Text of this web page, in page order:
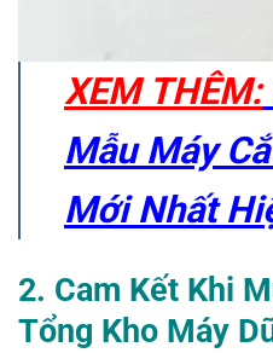
XEM THÊM:
Mẫu Máy
Mới Nhất
2. Cam Kết Khi
Tổng Kho Máy